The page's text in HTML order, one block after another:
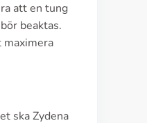
att en tung
beaktas.
ska Zydena